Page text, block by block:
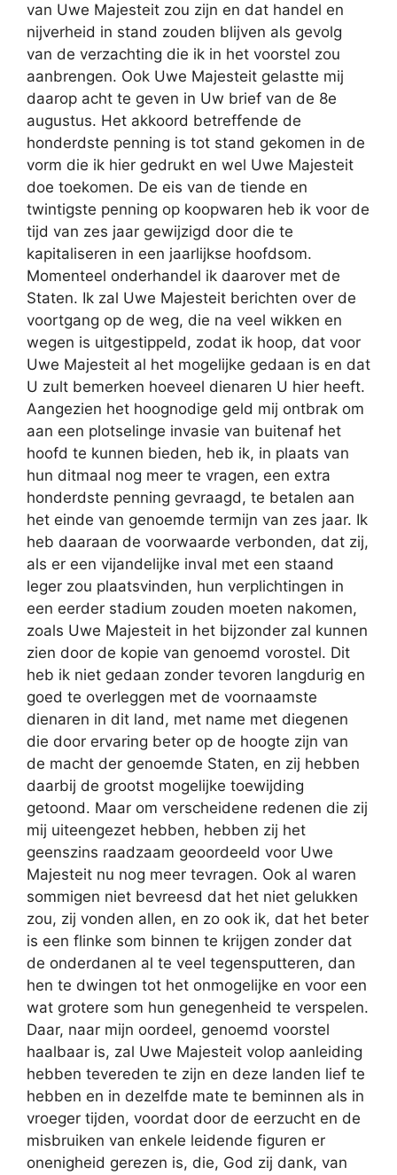
van Uwe Majesteit zou zijn en dat handel en
nijverheid in stand zouden blijven als gevolg
van de verzachting die ik in het voorstel zou
aanbrengen. Ook Uwe Majesteit gelastte mij
daarop acht te geven in Uw brief van de 8e
augustus. Het akkoord betreffende de
honderdste penning is tot stand gekomen in de
vorm die ik hier gedrukt en wel Uwe Majesteit
doe toekomen. De eis van de tiende en
twintigste penning op koopwaren heb ik voor de
tijd van zes jaar gewijzigd door die te
kapitaliseren in een jaarlijkse hoofdsom.
Momenteel onderhandel ik daarover met de
Staten. Ik zal Uwe Majesteit berichten over de
voortgang op de weg, die na veel wikken en
wegen is uitgestippeld, zodat ik hoop, dat voor
Uwe Majesteit al het mogelijke gedaan is en dat
U zult bemerken hoeveel dienaren U hier heeft.
Aangezien het hoognodige geld mij ontbrak om
aan een plotselinge invasie van buitenaf het
hoofd te kunnen bieden, heb ik, in plaats van
hun ditmaal nog meer te vragen, een extra
honderdste penning gevraagd, te betalen aan
het einde van genoemde termijn van zes jaar. Ik
heb daaraan de voorwaarde verbonden, dat zij,
als er een vijandelijke inval met een staand
leger zou plaatsvinden, hun verplichtingen in
een eerder stadium zouden moeten nakomen,
zoals Uwe Majesteit in het bijzonder zal kunnen
zien door de kopie van genoemd vorostel. Dit
heb ik niet gedaan zonder tevoren langdurig en
goed te overleggen met de voornaamste
dienaren in dit land, met name met diegenen
die door ervaring beter op de hoogte zijn van
de macht der genoemde Staten, en zij hebben
daarbij de grootst mogelijke toewijding
getoond. Maar om verscheidene redenen die zij
mij uiteengezet hebben, hebben zij het
geenszins raadzaam geoordeeld voor Uwe
Majesteit nu nog meer tevragen. Ook al waren
sommigen niet bevreesd dat het niet gelukken
zou, zij vonden allen, en zo ook ik, dat het beter
is een flinke som binnen te krijgen zonder dat
de onderdanen al te veel tegensputteren, dan
hen te dwingen tot het onmogelijke en voor een
wat grotere som hun genegenheid te verspelen.
Daar, naar mijn oordeel, genoemd voorstel
haalbaar is, zal Uwe Majesteit volop aanleiding
hebben tevereden te zijn en deze landen lief te
hebben en in dezelfde mate te beminnen als in
vroeger tijden, voordat door de eerzucht en de
misbruiken van enkele leidende figuren er
onenigheid gerezen is, die, God zij dank, van